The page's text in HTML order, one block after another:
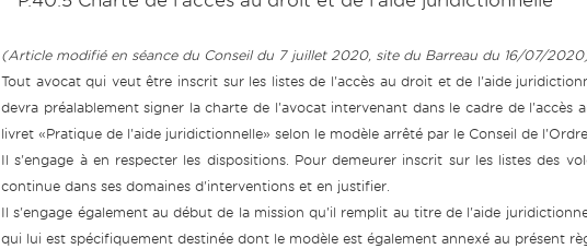
(Article modifié en séance du Conseil du 7 juillet 2020, site du Barreau du 16/07/
Tout avocat qui veut être inscrit sur les listes de l'accès au droit et de l'aide
devra préalablement signer la charte de l'avocat intervenant dans le cadre de l'accès
livret «Pratique de l'aide juridictionnelle» selon le modèle arrêté par le Conseil de
Il s'engage à en respecter les dispositions. Pour demeurer inscrit sur les listes des
continue dans ses domaines d'interventions et en justifier.
Il s'engage également au début de la mission qu'il remplit au titre de l'aide
qui lui est spécifiquement destinée dont le modèle est également annexé au présent